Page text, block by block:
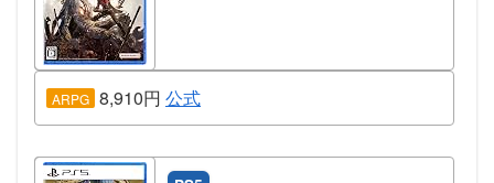
ARPG 8,910円 公式